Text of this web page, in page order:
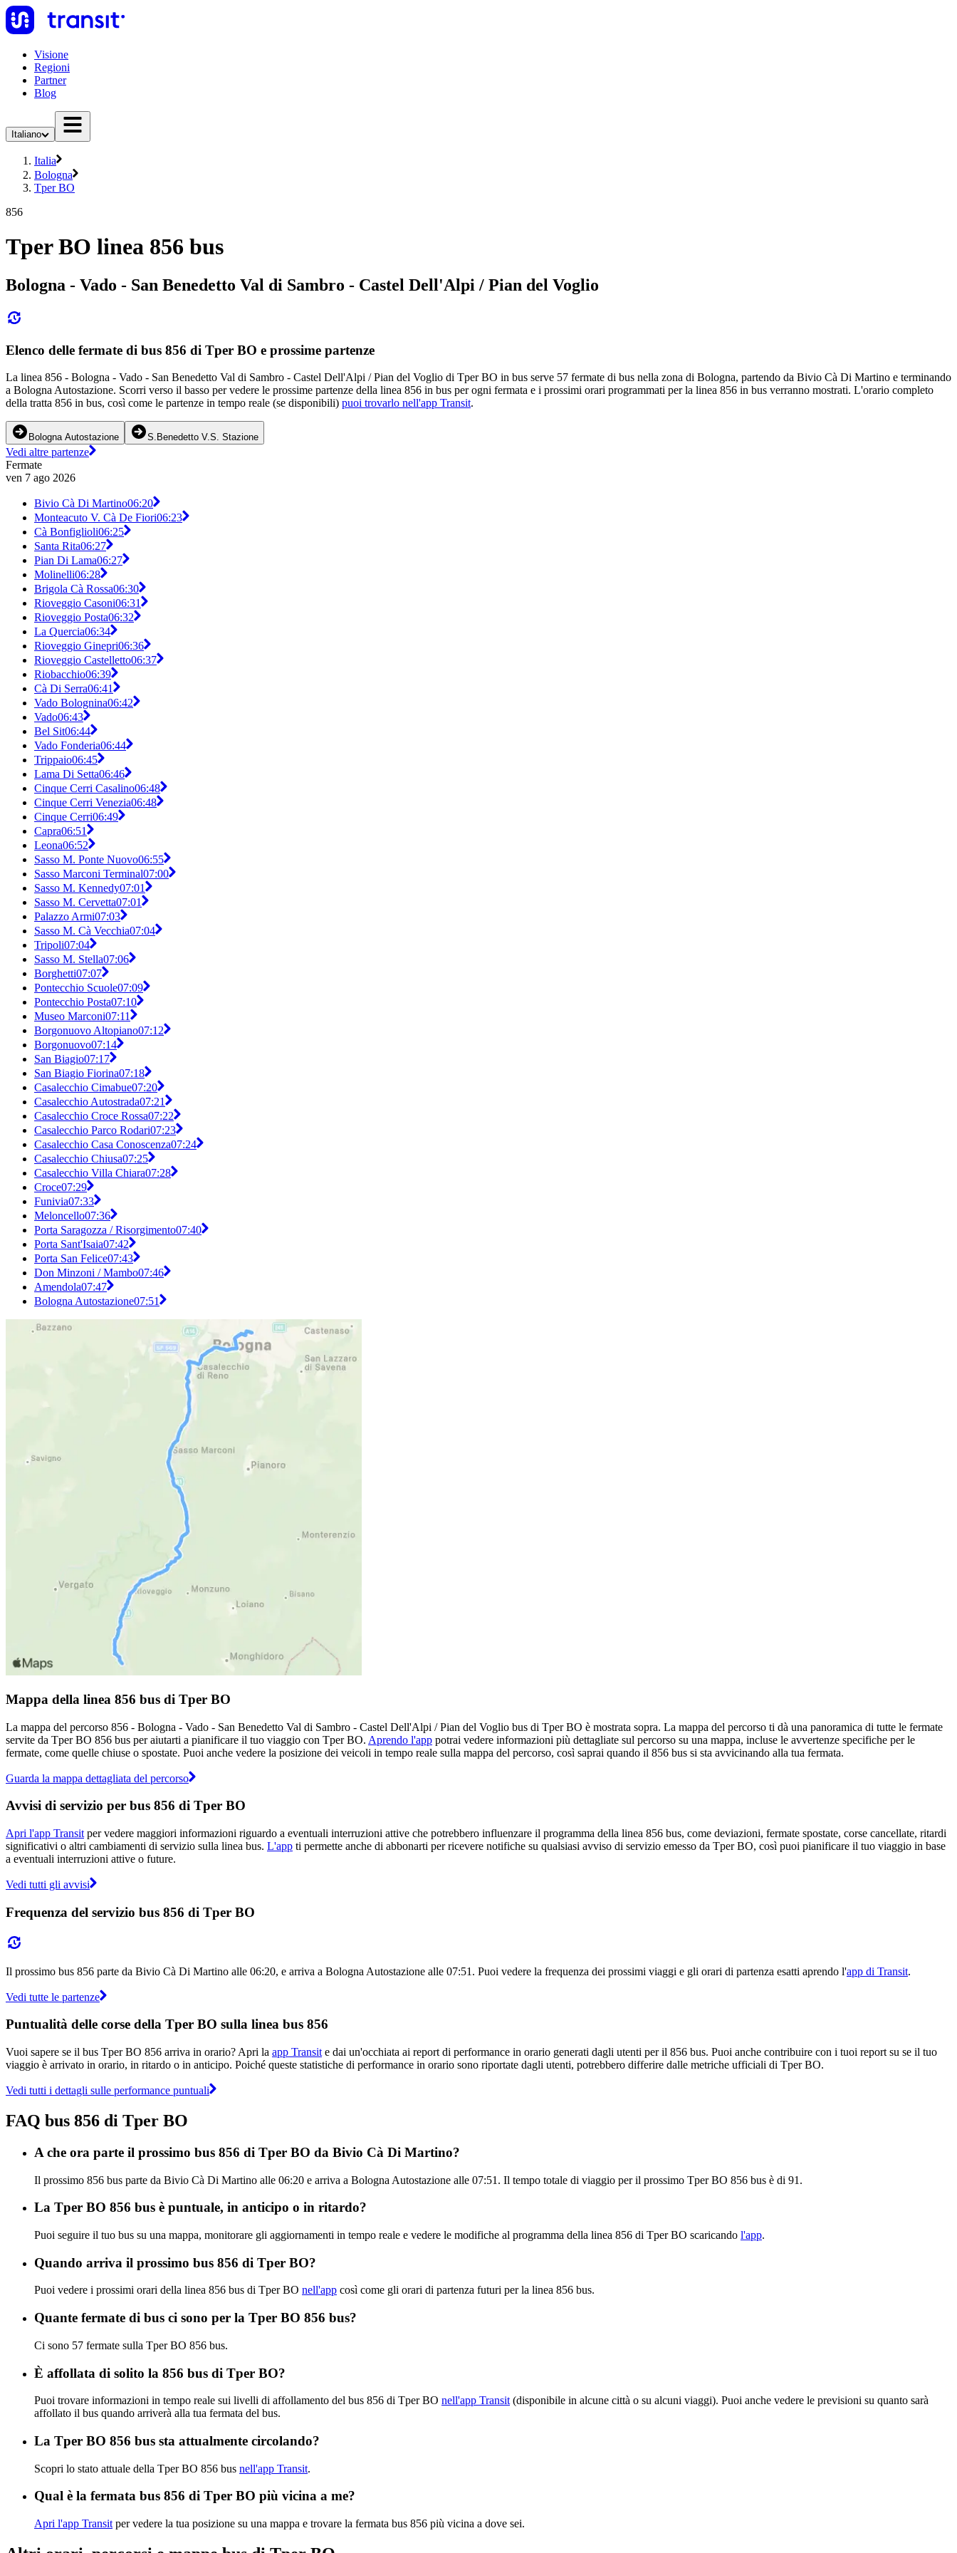
Visione
Regioni
Partner
Blog
Italiano
Italia
Bologna
Tper BO
856
Tper BO linea 856 bus
Bologna - Vado - San Benedetto Val di Sambro - Castel Dell'Alpi / Pian del Voglio
Elenco delle fermate di bus 856 di Tper BO e prossime partenze
La linea 856 - Bologna - Vado - San Benedetto Val di Sambro - Castel Dell'Alpi / Pian del Voglio di Tper BO in bus serve 57 fermate di bus nella zona di Bologna, partendo da Bivio Cà Di Martino e terminando
a Bologna Autostazione. Scorri verso il basso per vedere le prossime partenze della linea 856 in bus per ogni fermata e i prossimi orari programmati per la linea 856 in bus verranno mostrati. L'orario completo
della tratta 856 in bus, così come le partenze in tempo reale (se disponibili) puoi trovarlo nell'app Transit.
Bologna Autostazione S.Benedetto V.S. Stazione
Vedi altre partenze
Fermate
ven 7 ago 2026
Bivio Cà Di Martino06:20
Monteacuto V. Cà De Fiori06:23
Cà Bonfiglioli06:25
Santa Rita06:27
Pian Di Lama06:27
Molinelli06:28
Brigola Cà Rossa06:30
Rioveggio Casoni06:31
Rioveggio Posta06:32
La Quercia06:34
Rioveggio Ginepri06:36
Rioveggio Castelletto06:37
Riobacchio06:39
Cà Di Serra06:41
Vado Bolognina06:42
Vado06:43
Bel Sit06:44
Vado Fonderia06:44
Trippaio06:45
Lama Di Setta06:46
Cinque Cerri Casalino06:48
Cinque Cerri Venezia06:48
Cinque Cerri06:49
Capra06:51
Leona06:52
Sasso M. Ponte Nuovo06:55
Sasso Marconi Terminal07:00
Sasso M. Kennedy07:01
Sasso M. Cervetta07:01
Palazzo Armi07:03
Sasso M. Cà Vecchia07:04
Tripoli07:04
Sasso M. Stella07:06
Borghetti07:07
Pontecchio Scuole07:09
Pontecchio Posta07:10
Museo Marconi07:11
Borgonuovo Altopiano07:12
Borgonuovo07:14
San Biagio07:17
San Biagio Fiorina07:18
Casalecchio Cimabue07:20
Casalecchio Autostrada07:21
Casalecchio Croce Rossa07:22
Casalecchio Parco Rodari07:23
Casalecchio Casa Conoscenza07:24
Casalecchio Chiusa07:25
Casalecchio Villa Chiara07:28
Croce07:29
Funivia07:33
Meloncello07:36
Porta Saragozza / Risorgimento07:40
Porta Sant'Isaia07:42
Porta San Felice07:43
Don Minzoni / Mambo07:46
Amendola07:47
Bologna Autostazione07:51
Mappa della linea 856 bus di Tper BO
La mappa del percorso 856 - Bologna - Vado - San Benedetto Val di Sambro - Castel Dell'Alpi / Pian del Voglio bus di Tper BO è mostrata sopra. La mappa del percorso ti dà una panoramica di tutte le fermate
servite da Tper BO 856 bus per aiutarti a pianificare il tuo viaggio con Tper BO. Aprendo l'app potrai vedere informazioni più dettagliate sul percorso su una mappa, incluse le avvertenze specifiche per le
fermate, come quelle chiuse o spostate. Puoi anche vedere la posizione dei veicoli in tempo reale sulla mappa del percorso, così saprai quando il 856 bus si sta avvicinando alla tua fermata.
Guarda la mappa dettagliata del percorso
Avvisi di servizio per bus 856 di Tper BO
Apri l'app Transit per vedere maggiori informazioni riguardo a eventuali interruzioni attive che potrebbero influenzare il programma della linea 856 bus, come deviazioni, fermate spostate, corse cancellate, ritardi
significativi o altri cambiamenti di servizio sulla linea bus. L'app ti permette anche di abbonarti per ricevere notifiche su qualsiasi avviso di servizio emesso da Tper BO, così puoi pianificare il tuo viaggio in base
a eventuali interruzioni attive o future.
Vedi tutti gli avvisi
Frequenza del servizio bus 856 di Tper BO
Il prossimo bus 856 parte da Bivio Cà Di Martino alle 06:20, e arriva a Bologna Autostazione alle 07:51. Puoi vedere la frequenza dei prossimi viaggi e gli orari di partenza esatti aprendo l'app di Transit.
Vedi tutte le partenze
Puntualità delle corse della Tper BO sulla linea bus 856
Vuoi sapere se il bus Tper BO 856 arriva in orario? Apri la app Transit e dai un'occhiata ai report di performance in orario generati dagli utenti per il 856 bus. Puoi anche contribuire con i tuoi report su se il tuo
viaggio è arrivato in orario, in ritardo o in anticipo. Poiché queste statistiche di performance in orario sono riportate dagli utenti, potrebbero differire dalle metriche ufficiali di Tper BO.
Vedi tutti i dettagli sulle performance puntuali
FAQ bus 856 di Tper BO
A che ora parte il prossimo bus 856 di Tper BO da Bivio Cà Di Martino?
Il prossimo 856 bus parte da Bivio Cà Di Martino alle 06:20 e arriva a Bologna Autostazione alle 07:51. Il tempo totale di viaggio per il prossimo Tper BO 856 bus è di 91.
La Tper BO 856 bus è puntuale, in anticipo o in ritardo?
Puoi seguire il tuo bus su una mappa, monitorare gli aggiornamenti in tempo reale e vedere le modifiche al programma della linea 856 di Tper BO scaricando l'app.
Quando arriva il prossimo bus 856 di Tper BO?
Puoi vedere i prossimi orari della linea 856 bus di Tper BO nell'app così come gli orari di partenza futuri per la linea 856 bus.
Quante fermate di bus ci sono per la Tper BO 856 bus?
Ci sono 57 fermate sulla Tper BO 856 bus.
È affollata di solito la 856 bus di Tper BO?
Puoi trovare informazioni in tempo reale sui livelli di affollamento del bus 856 di Tper BO nell'app Transit (disponibile in alcune città o su alcuni viaggi). Puoi anche vedere le previsioni su quanto sarà
affollato il bus quando arriverà alla tua fermata del bus.
La Tper BO 856 bus sta attualmente circolando?
Scopri lo stato attuale della Tper BO 856 bus nell'app Transit.
Qual è la fermata bus 856 di Tper BO più vicina a me?
Apri l'app Transit per vedere la tua posizione su una mappa e trovare la fermata bus 856 più vicina a dove sei.